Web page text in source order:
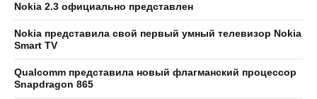
Nokia 2.3 официально представлен
Nokia представила свой первый умный телевизор Nokia
Smart TV
Qualcomm представила новый флагманский процессор
Snapdragon 865